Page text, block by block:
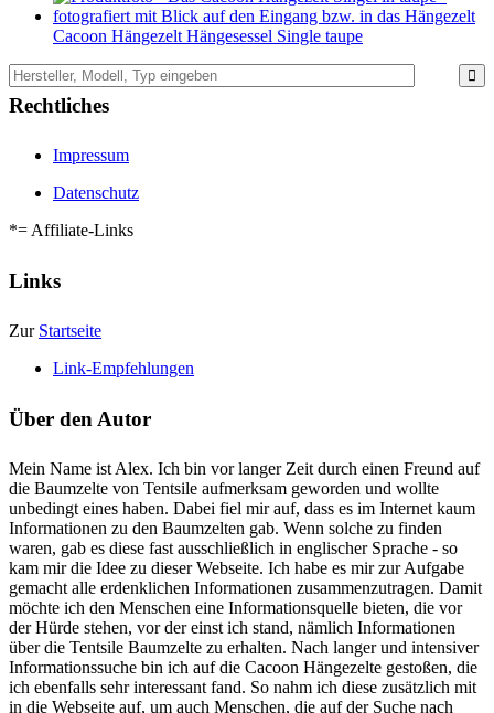
Cacoon Hängezelt Hängesessel Single taupe
Rechtliches
Impressum
Datenschutz
*= Affiliate-Links
Links
Zur Startseite
Link-Empfehlungen
Über den Autor
Mein Name ist Alex. Ich bin vor langer Zeit durch einen Freund auf
die Baumzelte von Tentsile aufmerksam geworden und wollte
unbedingt eines haben. Dabei fiel mir auf, dass es im Internet kaum
Informationen zu den Baumzelten gab. Wenn solche zu finden
waren, gab es diese fast ausschließlich in englischer Sprache - so
kam mir die Idee zu dieser Webseite. Ich habe es mir zur Aufgabe
gemacht alle erdenklichen Informationen zusammenzutragen. Damit
möchte ich den Menschen eine Informationsquelle bieten, die vor
der Hürde stehen, vor der einst ich stand, nämlich Informationen
über die Tentsile Baumzelte zu erhalten. Nach langer und intensiver
Informationssuche bin ich auf die Cacoon Hängezelte gestoßen, die
ich ebenfalls sehr interessant fand. So nahm ich diese zusätzlich mit
in die Webseite auf, um auch Menschen, die auf der Suche nach